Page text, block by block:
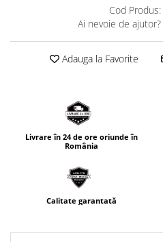
Cod Produs:
Ai nevoie de ajutor?
Adauga la Favorite
Livrare în 24 de ore oriunde în
România
Calitate garantată